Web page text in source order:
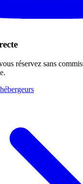
réservez sans